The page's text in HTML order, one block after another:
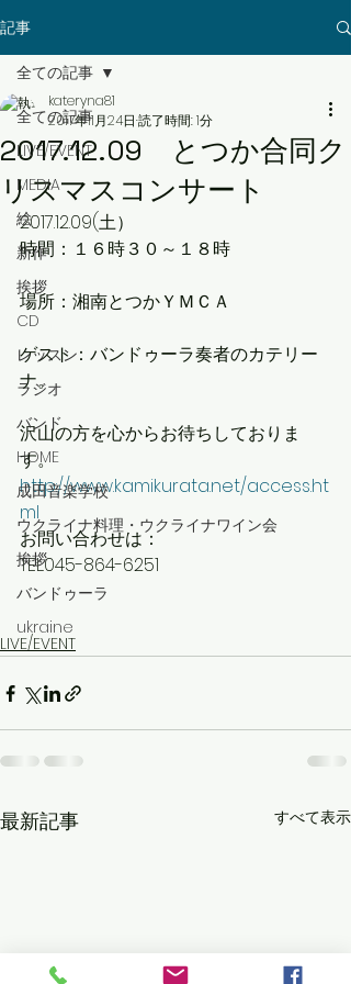
記事
全ての記事
LIVE/EVENT
MEDIA
絵
新作
挨拶
CD
レッスン
ラジオ
バンド
HOME
成田音楽学校
ウクライナ料理・ウクライナワイン会
挨拶
バンドゥーラ
ukraine
全ての記事
2017.12.09 とつか合同ク
リスマスコンサート
kateryna81
2017年11月24日 読了時間: 1分
2017.12.09(土）
時間：１６時３０～１８時
場所：湘南とつかＹＭＣＡ
ゲスト：バンドゥーラ奏者のカテリー
ナ。
沢山の方を心からお待ちしておりま
す。
http://www.kamikurata.net/access.ht
ml
お問い合わせは：
TEL.045-864-6251
LIVE/EVENT
最新記事 すべて表示